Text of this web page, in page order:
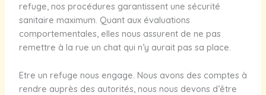
refuge, nos procédures garantissent une sécurité
sanitaire maximum. Quant aux évaluations
comportementales, elles nous assurent de ne pas
remettre à la rue un chat qui n’y aurait pas sa place.
Etre un refuge nous engage. Nous avons des comptes à
rendre auprès des autorités, nous nous devons d’être